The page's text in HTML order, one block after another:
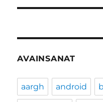
AVAINSANAT
aargh android